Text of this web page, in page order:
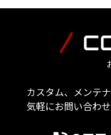
カスタム、メンテ
気軽にお問い合わせ